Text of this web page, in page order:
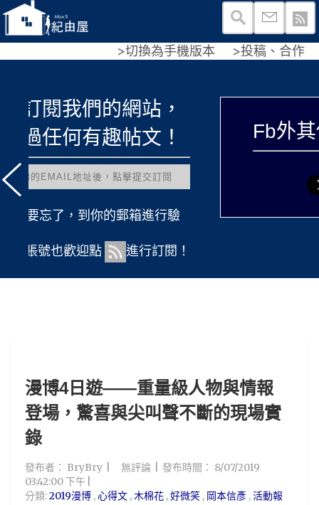
>切換為手機版本 >投稿、合作
漫博4日遊——重量級人物與情報
登場，驚喜與尖叫聲不斷的現場實
錄
發布者： BryBry 無評論 發布時間： 8/07/2019
03:42:00 下午
分類:2019漫博 ,心得文 ,木棉花 ,好微笑 , 岡本信彥 ,活動報